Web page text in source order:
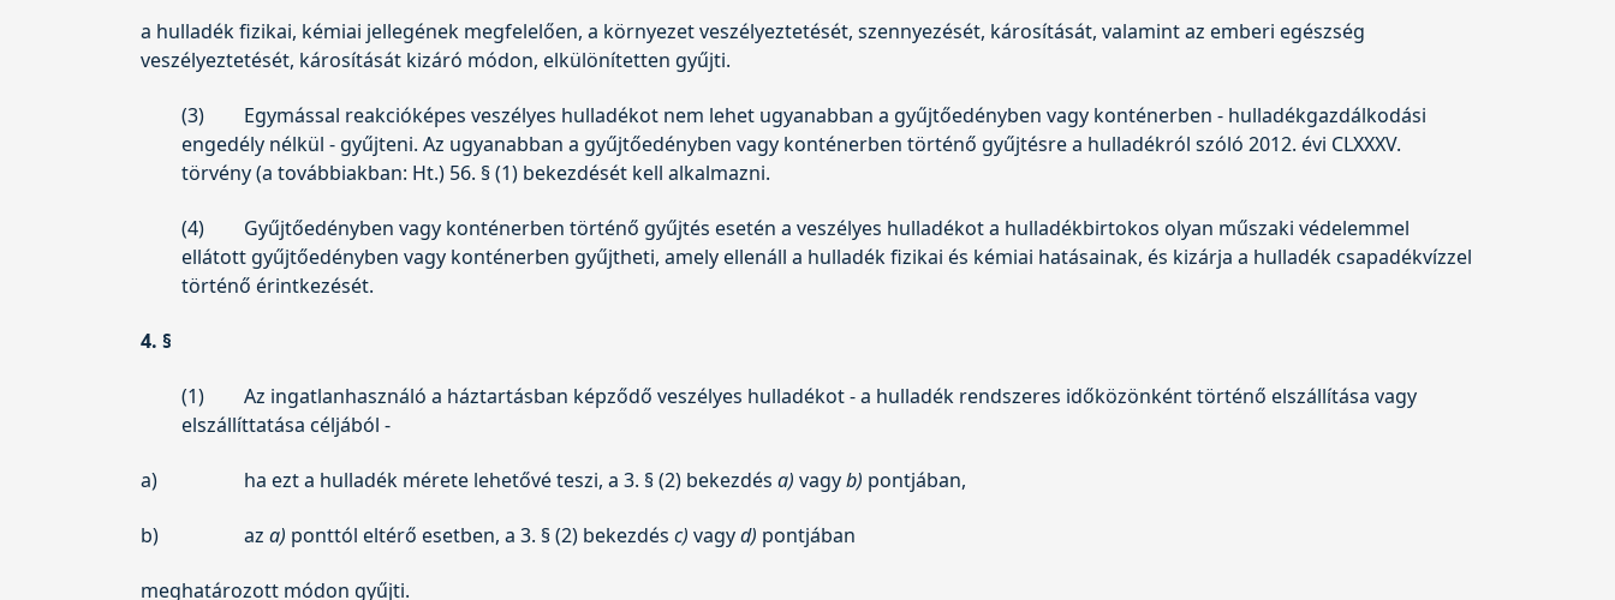
a hulladék fizikai, kémiai jellegének megfelelően, a környezet veszélyeztetését, szennyezését, károsítását, valamint az emberi egészség
veszélyeztetését, károsítását kizáró módon, elkülönítetten gyűjti.
(3)
Egymással reakcióképes veszélyes hulladékot nem lehet ugyanabban a gyűjtőedényben vagy konténerben - hulladékgazdálkodási
engedély nélkül - gyűjteni. Az ugyanabban a gyűjtőedényben vagy konténerben történő gyűjtésre a hulladékról szóló2012. évi CLXXXV.
törvény(a továbbiakban: Ht.) 56. § (1) bekezdését kell alkalmazni.
(4)
Gyűjtőedényben vagy konténerben történő gyűjtés esetén a veszélyes hulladékot a hulladékbirtokos olyan műszaki védelemmel
ellátott gyűjtőedényben vagy konténerben gyűjtheti, amely ellenáll a hulladék fizikai és kémiai hatásainak, és kizárja a hulladék csapadékvízzel
történő érintkezését.
4. §
(1)
Az ingatlanhasználó a háztartásban képződő veszélyes hulladékot - a hulladék rendszeres időközönként történő elszállítása vagy
elszállíttatása céljából -
a) ha ezt a hulladék mérete lehetővé teszi, a 3. § (2) bekezdés a) vagyb) pontjában,
b) az a) ponttól eltérő esetben, a 3. § (2) bekezdés c) vagyd) pontjában
meghatározott módon gyűjti.